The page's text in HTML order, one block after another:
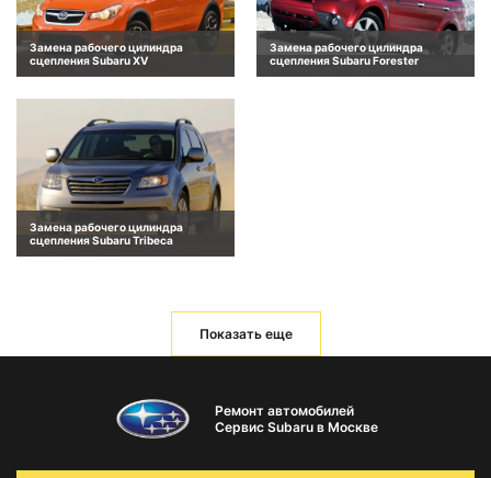
Замена рабочего цилиндра
сцепления Subaru XV
Замена рабочего цилиндра
сцепления Subaru Forester
Замена рабочего цилиндра
сцепления Subaru Tribeca
Показать еще
Ремонт автомобилей
Сервис Subaru в Москве